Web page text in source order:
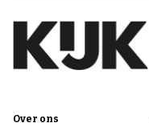
Over ons